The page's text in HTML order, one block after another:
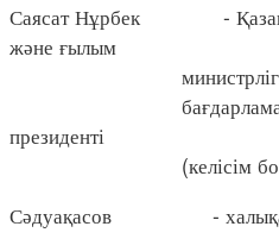
Саясат Нұрбек -
және ғылым
министрлігінің
бағдарламалар
президенті
(келісім
Сәдуақасов -